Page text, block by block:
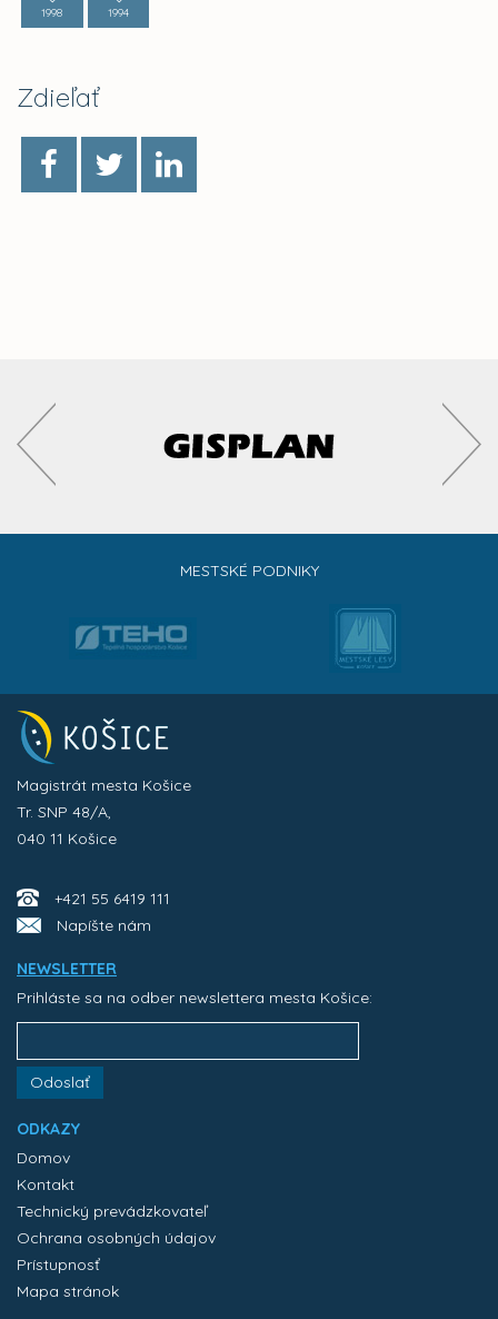
1998
1994
Zdieľať
MESTSKÉ PODNIKY
Magistrát mesta Košice
Tr. SNP 48/A,
040 11 Košice
+421 55 6419 111
Napíšte nám
NEWSLETTER
Prihláste sa na odber newslettera mesta Košice:
Odoslať
ODKAZY
Domov
Kontakt
Technický prevádzkovateľ
Ochrana osobných údajov
Prístupnosť
Mapa stránok